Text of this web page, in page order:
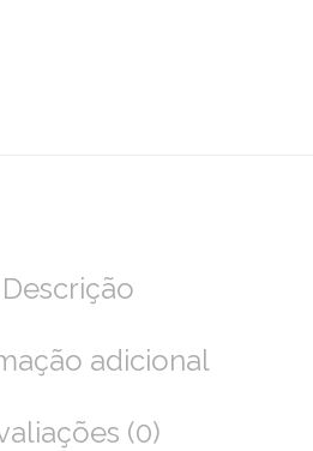
Descrição
adicional
(0)